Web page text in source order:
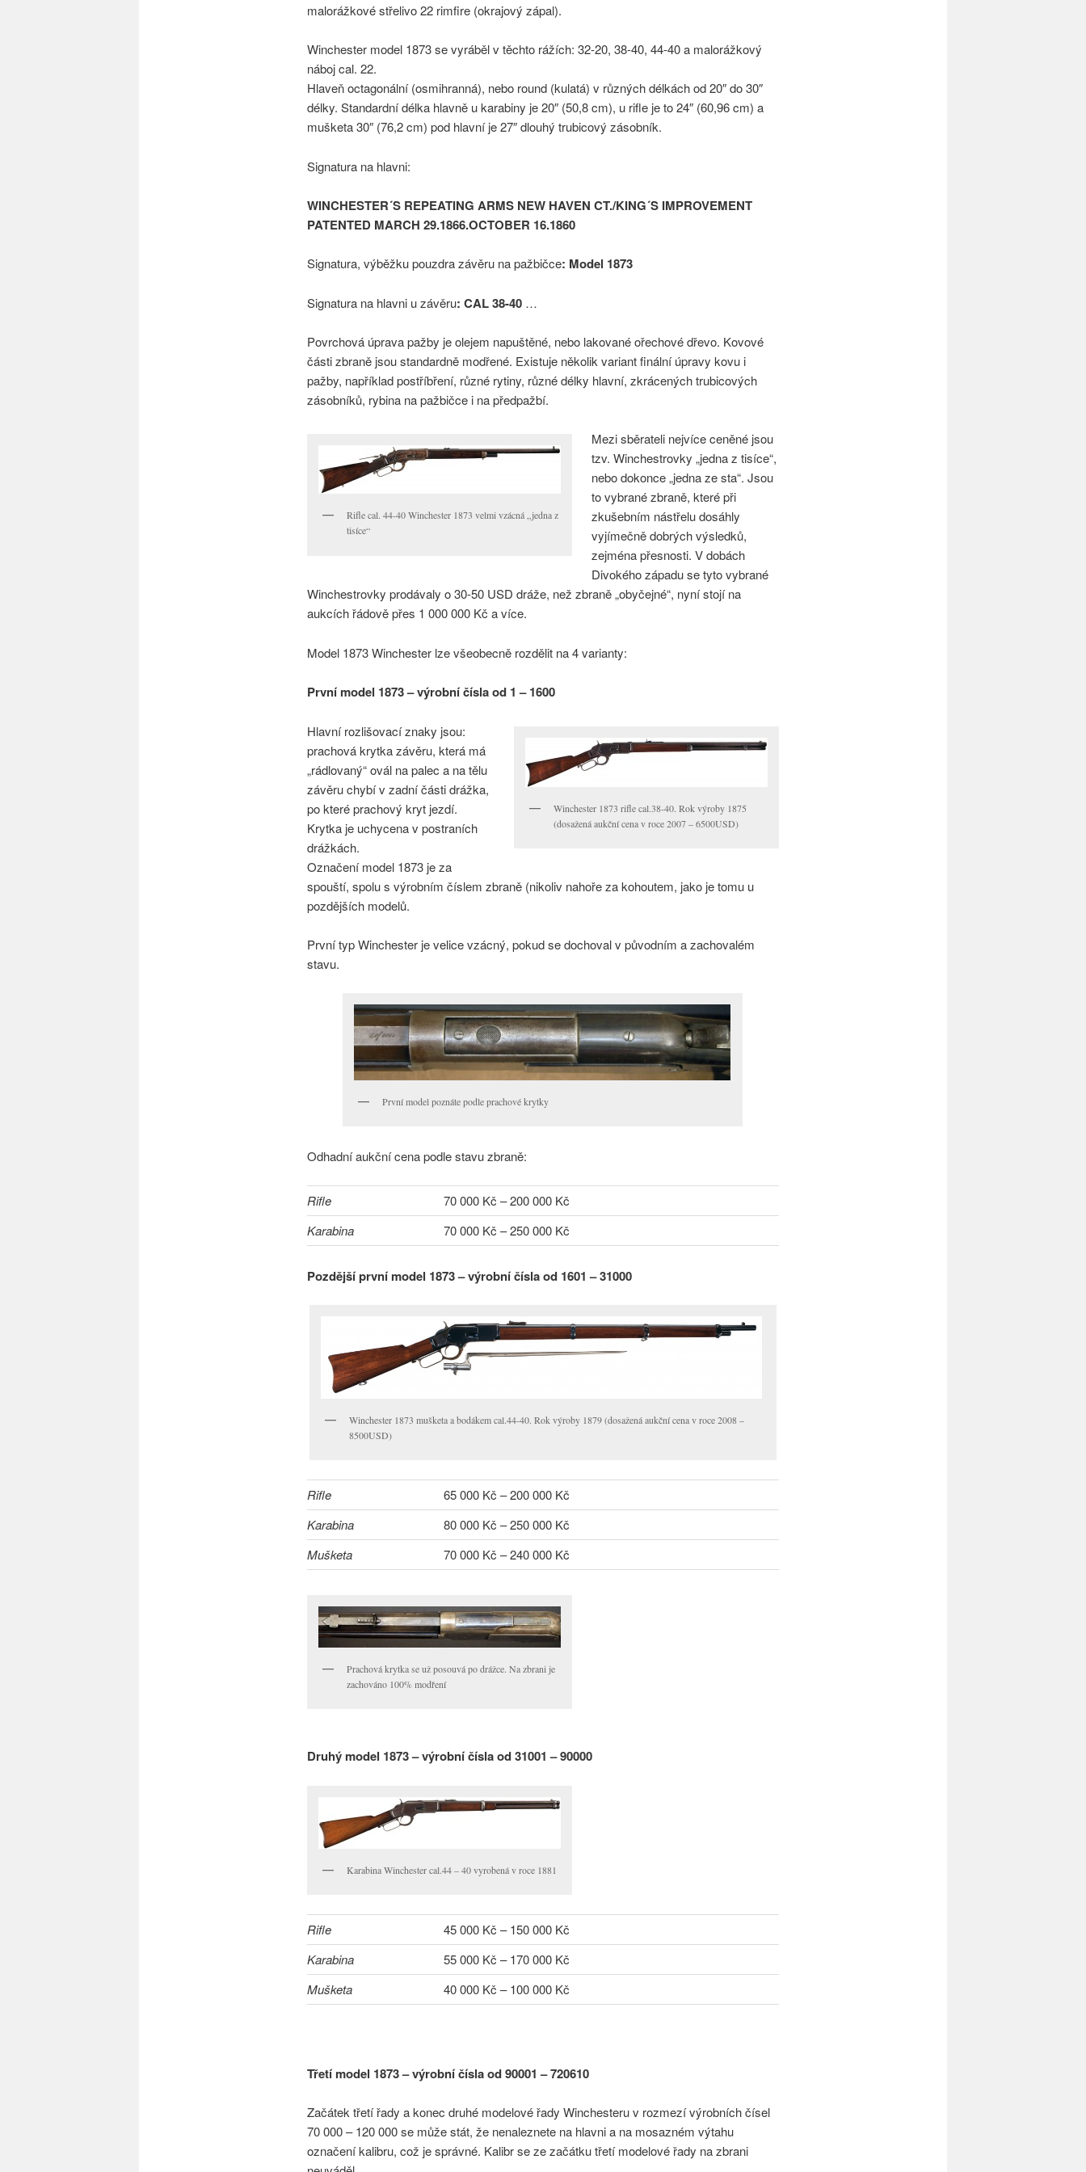
malorážkové střelivo 22 rimfire (okrajový zápal).
Winchester model 1873 se vyráběl v těchto rážích: 32-20, 38-40, 44-40 a malorážkový
náboj cal. 22.
Hlaveň octagonální (osmihranná), nebo round (kulatá) v různých délkách od 20″ do 30″
délky. Standardní délka hlavně u karabiny je 20″ (50,8 cm), u rifle je to 24″ (60,96 cm) a
mušketa 30″ (76,2 cm) pod hlavní je 27″ dlouhý trubicový zásobník.
Signatura na hlavni:
WINCHESTER´S REPEATING ARMS NEW HAVEN CT./KING´S IMPROVEMENT
PATENTED MARCH 29.1866.OCTOBER 16.1860
Signatura, výběžku pouzdra závěru na pažbičce: Model 1873
Signatura na hlavni u závěru: CAL 38-40 …
Povrchová úprava pažby je olejem napuštěné, nebo lakované ořechové dřevo. Kovové
části zbraně jsou standardně modřené. Existuje několik variant finální úpravy kovu i
pažby, například postříbření, různé rytiny, různé délky hlavní, zkrácených trubicových
zásobníků, rybina na pažbičce i na předpažbí.
Rifle cal. 44-40 Winchester 1873 velmi vzácná „jedna z
tisíce“
Mezi sběrateli nejvíce ceněné jsou
tzv. Winchestrovky „jedna z tisíce“,
nebo dokonce „jedna ze sta“. Jsou
to vybrané zbraně, které při
zkušebním nástřelu dosáhly
vyjímečně dobrých výsledků,
zejména přesnosti. V dobách
Divokého západu se tyto vybrané
Winchestrovky prodávaly o 30-50 USD dráže, než zbraně „obyčejné“, nyní stojí na
aukcích řádově přes 1 000 000 Kč a více.
Model 1873 Winchester lze všeobecně rozdělit na 4 varianty:
První model 1873 – výrobní čísla od 1 – 1600
Winchester 1873 rifle cal.38-40. Rok výroby 1875
(dosažená aukční cena v roce 2007 – 6500USD)
Hlavní rozlišovací znaky jsou:
prachová krytka závěru, která má
„rádlovaný“ ovál na palec a na tělu
závěru chybí v zadní části drážka,
po které prachový kryt jezdí.
Krytka je uchycena v postraních
drážkách.
Označení model 1873 je za
spouští, spolu s výrobním číslem zbraně (nikoliv nahoře za kohoutem, jako je tomu u
pozdějších modelů.
První typ Winchester je velice vzácný, pokud se dochoval v původním a zachovalém
stavu.
První model poznáte podle prachové krytky
Odhadní aukční cena podle stavu zbraně:
Rifle
70 000 Kč – 200 000 Kč
Karabina
70 000 Kč – 250 000 Kč
Pozdější první model 1873 – výrobní čísla od 1601 – 31000
Winchester 1873 mušketa a bodákem cal.44-40. Rok výroby 1879 (dosažená aukční cena v roce 2008 –
8500USD)
Rifle
65 000 Kč – 200 000 Kč
Karabina
80 000 Kč – 250 000 Kč
Mušketa
70 000 Kč – 240 000 Kč
Prachová krytka se už posouvá po drážce. Na zbrani je
zachováno 100% modření
Druhý model 1873 – výrobní čísla od 31001 – 90000
Karabina Winchester cal.44 – 40 vyrobená v roce 1881
Rifle
45 000 Kč – 150 000 Kč
Karabina
55 000 Kč – 170 000 Kč
Mušketa
40 000 Kč – 100 000 Kč
Třetí model 1873 – výrobní čísla od 90001 – 720610
Začátek třetí řady a konec druhé modelové řady Winchesteru v rozmezí výrobních čísel
70 000 – 120 000 se může stát, že nenaleznete na hlavni a na mosazném výtahu
označení kalibru, což je správné. Kalibr se ze začátku třetí modelové řady na zbrani